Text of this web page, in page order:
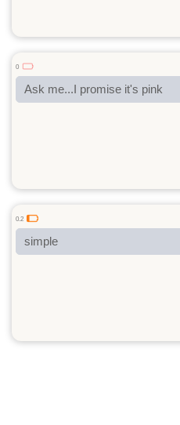
0
Ask me...I promise it's pink
0.2
simple